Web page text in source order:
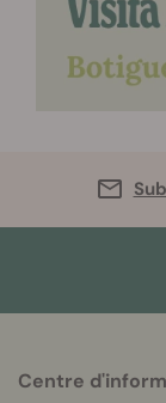
helpful
Centre